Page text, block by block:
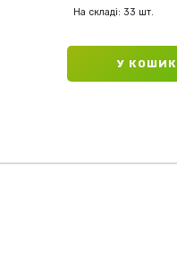
На складі: 33 шт.
У КОШИК